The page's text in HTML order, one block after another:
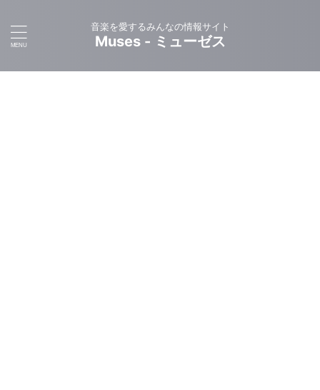
音楽を愛するみんなの情報サイト
Muses - ミューゼス